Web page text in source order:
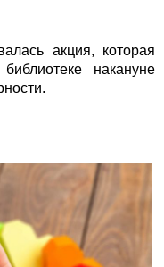
акция, которая
накануне